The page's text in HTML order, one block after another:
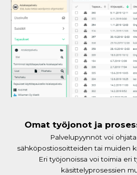
Omat työjonot ja
Palvelupyynnöt voi
sähköpostiosoitteiden tai muiden
Eri työjonoissa voi toimia eri
käsittelyprosessien